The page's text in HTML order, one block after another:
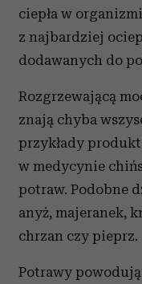
ciepła w
z najbardziej
dodawanych do
Rozgrzewającą
znają chyba
przykłady
w medycynie
potraw. Podobne
anyż, majeranek,
chrzan czy pieprz.
Potrawy